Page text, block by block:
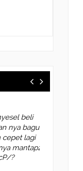
beli
bagus
lagi